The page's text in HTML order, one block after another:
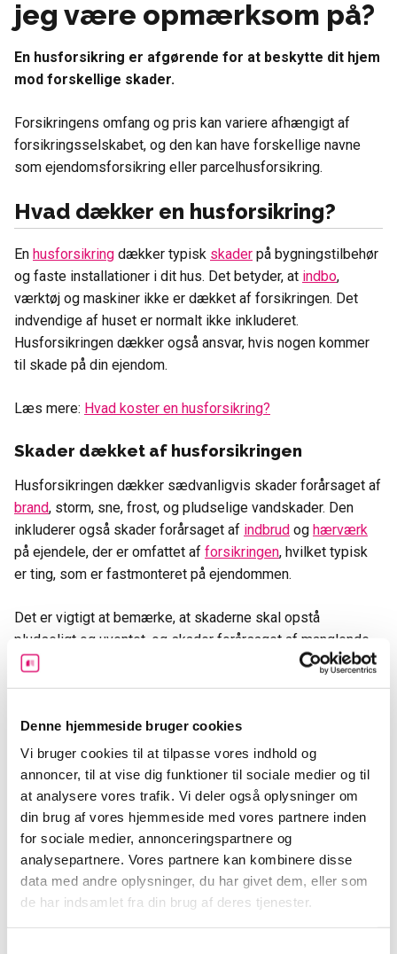
Denne hjemmeside bruger cookies
Vi bruger cookies til at tilpasse vores indhold og
annoncer, til at vise dig funktioner til sociale medier og til
at analysere vores trafik. Vi deler også oplysninger om
din brug af vores hjemmeside med vores partnere inden
for sociale medier, annonceringspartnere og
analysepartnere. Vores partnere kan kombinere disse
data med andre oplysninger, du har givet dem, eller som
de har indsamlet fra din brug af deres tjenester.
jeg være opmærksom på?
En husforsikring er afgørende for at beskytte dit hjem
mod forskellige skader.
Forsikringens omfang og pris kan variere afhængigt af
forsikringsselskabet, og den kan have forskellige navne
som ejendomsforsikring eller parcelhusforsikring.
Hvad dækker en husforsikring?
En husforsikring dækker typisk skader på bygningstilbehør
og faste installationer i dit hus. Det betyder, at indbo,
værktøj og maskiner ikke er dækket af forsikringen. Det
indvendige af huset er normalt ikke inkluderet.
Husforsikringen dækker også ansvar, hvis nogen kommer
til skade på din ejendom.
Læs mere: Hvad koster en husforsikring?
Skader dækket af husforsikringen
Husforsikringen dækker sædvanligvis skader forårsaget af
brand, storm, sne, frost, og pludselige vandskader. Den
inkluderer også skader forårsaget af indbrud og hærværk
på ejendele, der er omfattet af forsikringen, hvilket typisk
er ting, som er fastmonteret på ejendommen.
Det er vigtigt at bemærke, at skaderne skal opstå
pludseligt og uventet, og skader forårsaget af manglende
vedligeholdelse er ikke dækket.
og kræves normalt, hvis du skal låne penge til at købe dit
hus.Bankeneller realkreditinstituttetvil kræve en
brandforsikring, da ejendommens værdi fungerer som
sikkerhed for lånet.
Læs mere:
11 ting som en husforsikring måske ikke
dækker?